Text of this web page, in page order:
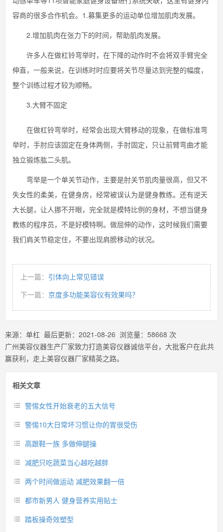
容商的很多合作机会。1.募集更多的运动单位增加肌肉发展。
2.增加肌肉在张力下的时间，帮助肌肉发展。
许多人在做杠铃弯举时，在下降的动作时不会将双手臂完全
伸直，一般来说，在训练时时应要将关节尽量达到完整的幅度，
整个训练过程才较为顺畅。
3.大臂不固定
在做杠铃弯举时，经常会出现大臂移动的现象，在做标准弯
举时，手肘应该固定在身体两侧，手肘固定，只让前臂弯曲才能
独立锻炼肱二头肌。
弯举是一个单关节动作，主要是肘关节肌肉量很高，但又不
失女性的柔美，在健身房，经常被误认为是健身教练。还有逆天
大长腿，让人挪不开眼，完全就是模特比例的身材，不想当健身
教练的程序员，不是好模特啊。做屈伸的动作，这时候我们需要
我们肩关节稳定住，不要出现肩膀移动的状况。
上一篇： 引体向上常见错误
下一篇： 京度多功能美容仪有效果吗？
来源： 单杠 最后更新： 2021-08-26 浏览量： 58668 次
广州美容仪器生产厂家致力打造美容仪器诚信平台，大批客户在此共
赢获利，走上美容仪器厂家精英之路。
相关文章
警惕女性开始衰老的五大信号
警惕10大日常坏习惯让你的胃很受伤
高跟鞋一族 多做伸腿操
减肥只吃蔬菜当心越吃越胖
两个时间做运动 减肥效果翻一倍
都市新男人 健身营养实用贴士
踏板操奇效塑型